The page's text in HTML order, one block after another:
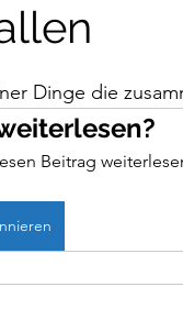
Dinge die
Beitrag